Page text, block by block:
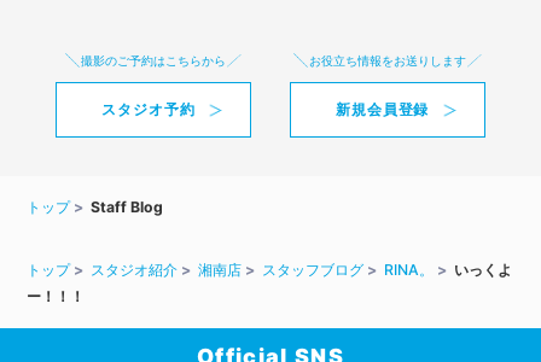
撮影のご予約はこちらから
スタジオ予約
お役立ち情報をお送りします
新規会員登録
トップ Staff Blog
トップ スタジオ紹介 湘南店 スタッフブログ RINA。
いっくよ
ー！！！
Official SNS